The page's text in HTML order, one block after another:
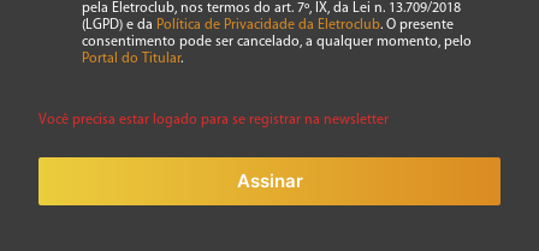
pela Eletroclub, nos termos do art. 7º, IX, da Lei n. 13.709/2018
(LGPD) e da Política de Privacidade da Eletroclub. O presente
consentimento pode ser cancelado, a qualquer momento, pelo
Portal do Titular.
Você precisa estar logado para se registrar na newsletter
Assinar